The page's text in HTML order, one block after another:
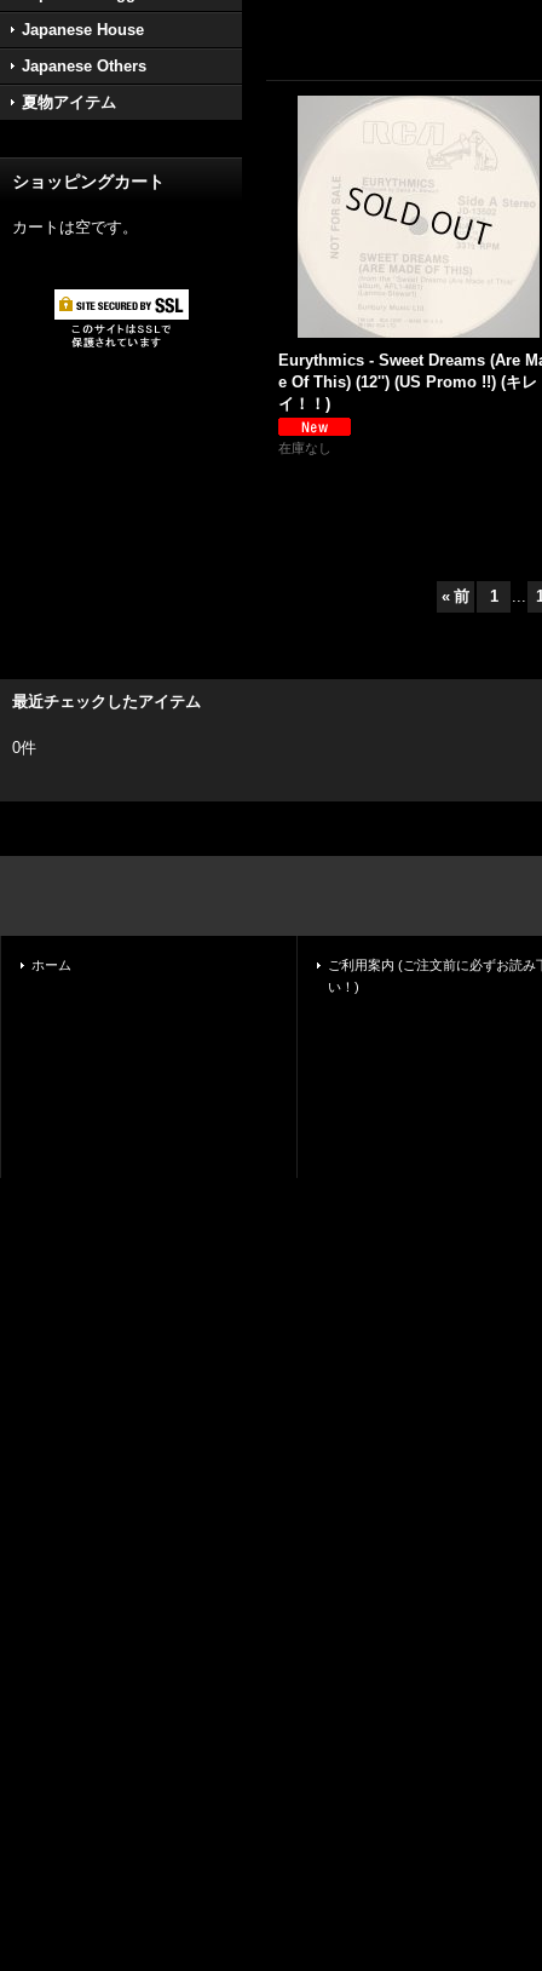
Japanese House
Japanese Others
夏物アイテム
ショッピングカート
カートは空です。
Eurythmics - Sweet Dreams (Are
e Of This) (12'') (US Promo !!) (キレ
イ！！)
在庫なし
« 前 1 ...
最近チェックしたアイテム
0件
ホーム
ご利用案内 (ご注文前に必ずお読み
い！)